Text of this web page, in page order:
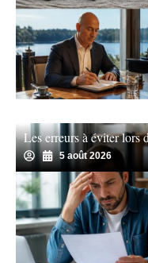
Les erreurs à éviter lors
5 août 2026